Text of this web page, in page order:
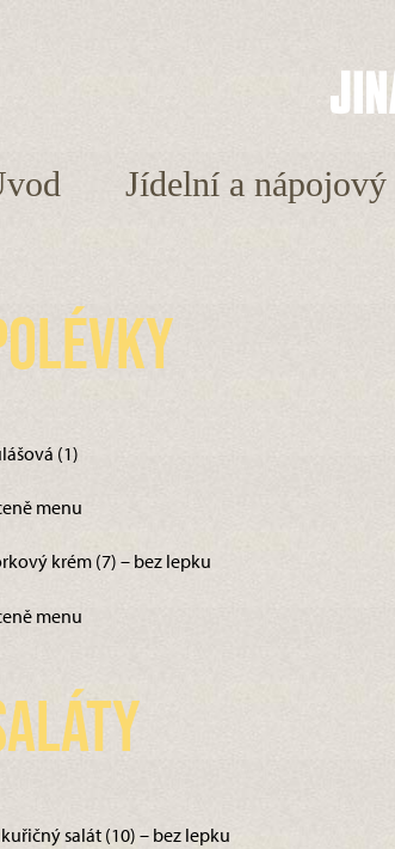
Jídelní a
(1)
menu
krém (7) – bez lepku
menu
salát (10) – bez lepku